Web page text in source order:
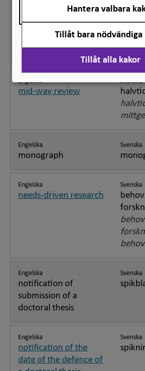
Svenska
Engelska
mid-way review
Svenska
Engelska
monograph
Svenska
Engelska
needs-driven research
Svenska
Engelska
notification of
submission of a
doctoral thesis
Svenska
Engelska
notification of the
date of the defence of
Svenska
Hantera valbara
Tillåt bara nödvändiga
Tillåt alla kakor